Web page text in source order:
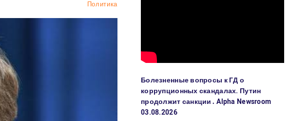
Политика
Болезненные вопросы к ГД о
коррупционных скандалах. Путин
продолжит санкции․ Alpha Newsroom
03.08.2026